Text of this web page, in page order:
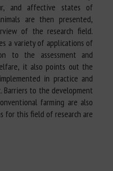
and affective states of
are then presented,
of the research field.
a variety of applications of
to the assessment and
it also points out the
in practice and
Barriers to the development
farming are also
for this field of research are